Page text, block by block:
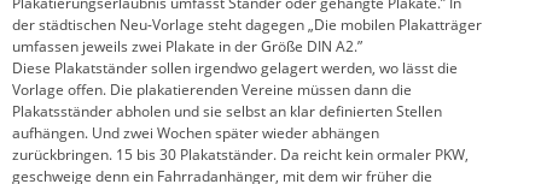
der städtischen Neu-Vorlage steht dagegen „Die mobilen Plakatträger
umfassen jeweils zwei Plakate in der Größe DIN A2.”
Diese Plakatständer sollen irgendwo gelagert werden, wo lässt die
Vorlage offen. Die plakatierenden Vereine müssen dann die
Plakatsständer abholen und sie selbst an klar definierten Stellen
aufhängen. Und zwei Wochen später wieder abhängen
zurückbringen. 15 bis 30 Plakatständer. Da reicht kein ormaler PKW,
geschweige denn ein Fahrradanhänger, mit dem wir früher die